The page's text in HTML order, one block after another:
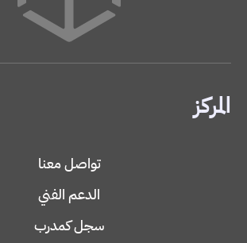
المركز
تواصل معنا
الدعم الفني
سجل كمدرب